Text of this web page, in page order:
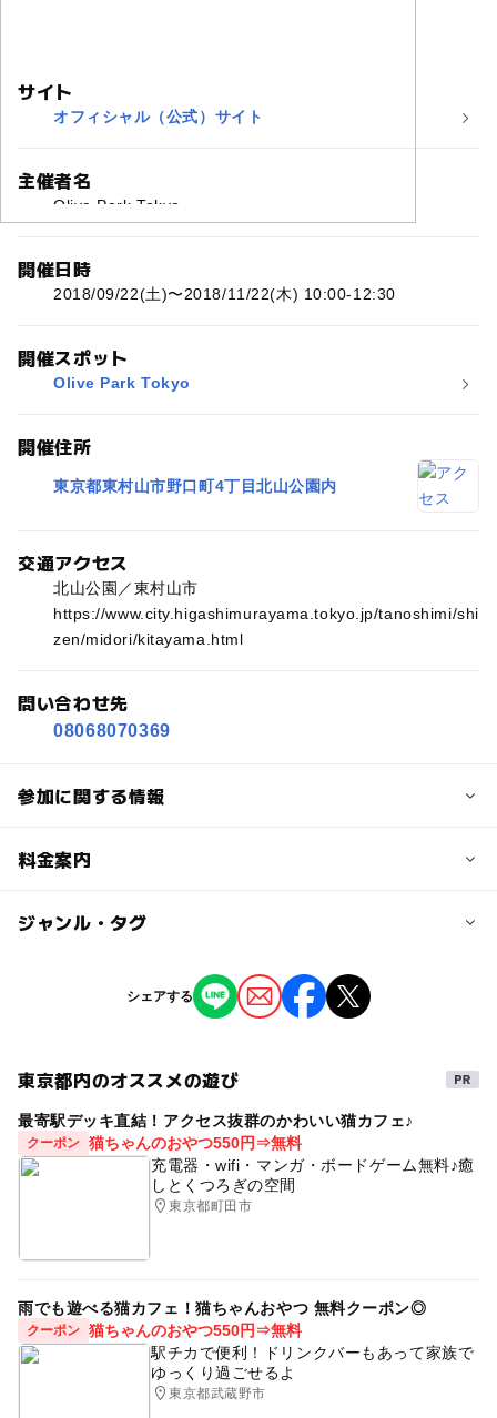
サイト
オフィシャル（公式）サイト
主催者名
Olive Park Tokyo
開催日時
2018/09/22(土)〜2018/11/22(木) 10:00-12:30
開催スポット
Olive Park Tokyo
開催住所
東京都東村山市野口町4丁目北山公園内
交通アクセス
北山公園／東村山市
https://www.city.higashimurayama.tokyo.jp/tanoshimi/shi
zen/midori/kitayama.html
問い合わせ先
08068070369
参加に関する情報
対象年齢
公式サイト予約ページからお申し込みください
予約ページ
予約はこちらから
料金案内
子供の料金
子供の料金詳細
大人の料金
4,320円
ジャンル・タグ
農業体験 収穫体験 古代米
シェアする
東京都内のオススメの遊び
最寄駅デッキ直結！アクセス抜群のかわいい猫カフェ♪
クーポン 猫ちゃんのおやつ550円⇒無料
充電器・wifi・マンガ・ボードゲーム無料♪癒
しとくつろぎの空間
東京都町田市
雨でも遊べる猫カフェ！猫ちゃんおやつ 無料クーポン◎
クーポン 猫ちゃんのおやつ550円⇒無料
駅チカで便利！ドリンクバーもあって家族で
ゆっくり過ごせるよ
東京都武蔵野市